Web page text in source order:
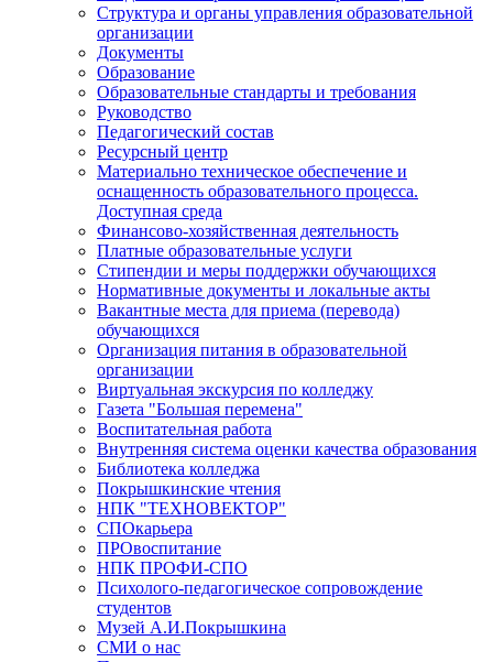
Структура и органы управления образовательной
организации
Документы
Образование
Образовательные стандарты и требования
Руководство
Педагогический состав
Ресурсный центр
Материально техническое обеспечение и
оснащенность образовательного процесса.
Доступная среда
Финансово-хозяйственная деятельность
Платные образовательные услуги
Стипендии и меры поддержки обучающихся
Нормативные документы и локальные акты
Вакантные места для приема (перевода)
обучающихся
Организация питания в образовательной
организации
Виртуальная экскурсия по колледжу
Газета "Большая перемена"
Воспитательная работа
Внутренняя система оценки качества образования
Библиотека колледжа
Покрышкинские чтения
НПК "ТЕХНОВЕКТОР"
СПОкарьера
ПРОвоспитание
НПК ПРОФИ-СПО
Психолого-педагогическое сопровождение
студентов
Музей А.И.Покрышкина
СМИ о нас